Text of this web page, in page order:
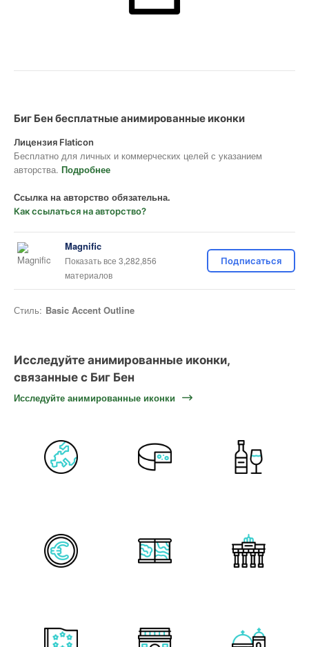
Биг Бен бесплатные анимированные иконки
Лицензия Flaticon
Бесплатно для личных и коммерческих целей с указанием
авторства. Подробнее
Ссылка на авторство обязательна.
Как ссылаться на авторство?
Magnific
Показать все 3,282,856
материалов
Подписаться
Стиль: Basic Accent Outline
Исследуйте анимированные иконки,
связанные с Биг Бен
Исследуйте анимированные иконки